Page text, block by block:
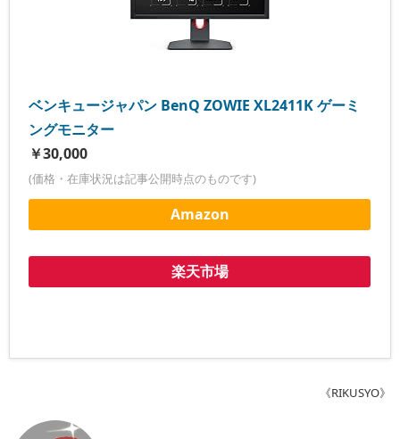
ベンキュージャパン BenQ ZOWIE XL2411K ゲーミ
ングモニター
￥30,000
(価格・在庫状況は記事公開時点のものです)
Amazon
楽天市場
《RIKUSYO》